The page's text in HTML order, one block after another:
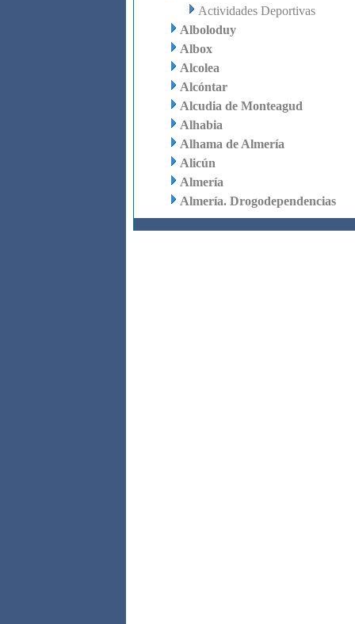
Actividades Deportivas
Alboloduy
Albox
Alcolea
Alcóntar
Alcudia de Monteagud
Alhabia
Alhama de Almería
Alicún
Almería
Almería. Drogodependencias